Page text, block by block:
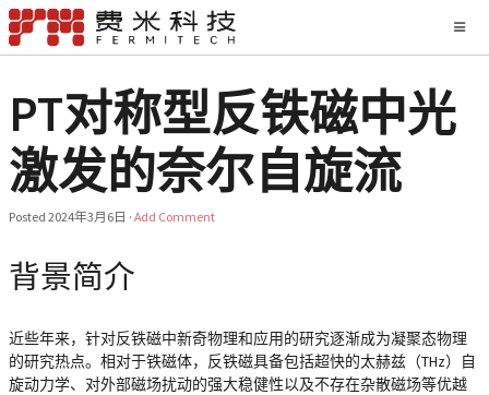
PT对称型反铁磁中光
激发的奈尔自旋流
Posted 2024年3月6日 · Add Comment
背景简介
近些年来，针对反铁磁中新奇物理和应用的研究逐渐成为凝聚态物理
的研究热点。相对于铁磁体，反铁磁具备包括超快的太赫兹（THz）自
旋动力学、对外部磁场扰动的强大稳健性以及不存在杂散磁场等优越